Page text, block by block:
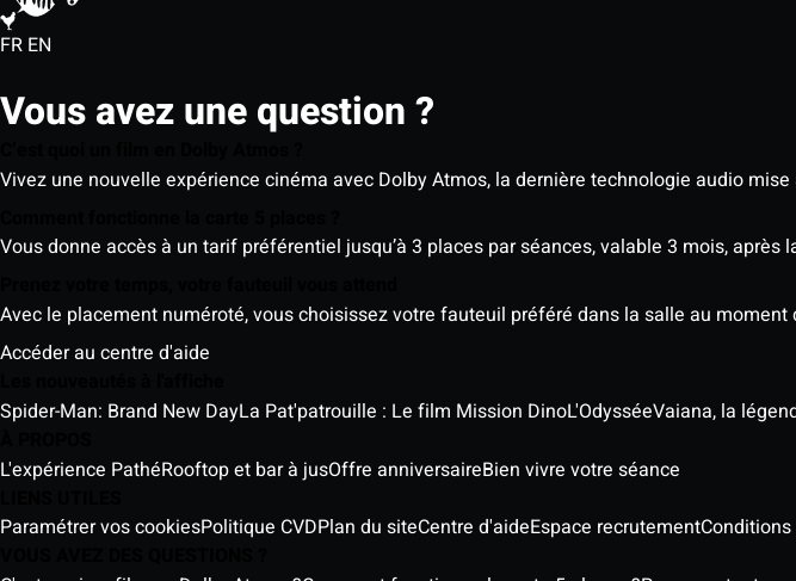
FR EN
Vous avez une question ?
Vivez une nouvelle expérience cinéma avec Dolby Atmos, la dernière technologie audio
Vous donne accès à un tarif préférentiel jusqu’à 3 places par séances, valable 3 mois,
Avec le placement numéroté, vous choisissez votre fauteuil préféré dans la salle au moment
Accéder au centre d'aide
Spider-Man: Brand New DayLa Pat'patrouille : Le film Mission DinoL'OdysséeVaiana, la
L'expérience PathéRooftop et bar à jusOffre anniversaireBien vivre votre séance
Paramétrer vos cookiesPolitique CVDPlan du siteCentre d'aideEspace recrutement